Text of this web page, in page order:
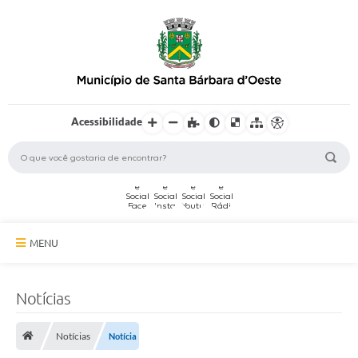
Acessibilidade
MENU
Serviços Online
Notícias
Notícias Notícia